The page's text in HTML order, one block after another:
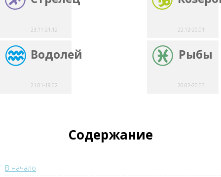
23.11-21.12 22.12-20.01
Водолей
21.01-19.02
Рыбы
20.02-20.03
Содержание
В начало